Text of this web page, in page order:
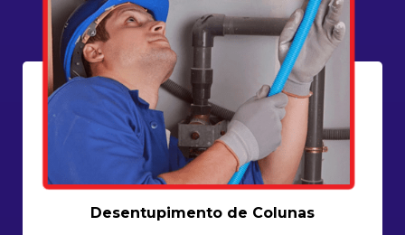
Desentupimento de Colunas